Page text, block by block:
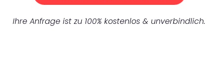
Ihre Anfrage ist zu 100% kostenlos & unverbindlich.